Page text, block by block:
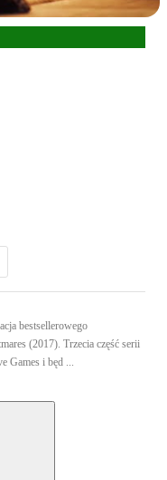
bestsellerowego
(2017). Trzecia część serii
Games i będ ...